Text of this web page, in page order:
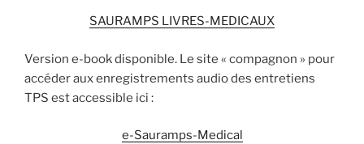
SAURAMPS LIVRES-MEDICAUX
Version e-book disponible. Le site « compagnon » pour
accéder aux enregistrements audio des entretiens
TPS est accessible ici :
e-Sauramps-Medical